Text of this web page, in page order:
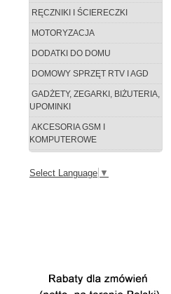
RĘCZNIKI I ŚCIERECZKI
MOTORYZACJA
DODATKI DO DOMU
DOMOWY SPRZĘT RTV I AGD
GADŻETY, ZEGARKI, BIŻUTERIA,
UPOMINKI
AKCESORIA GSM I
KOMPUTEROWE
Select Language ▼